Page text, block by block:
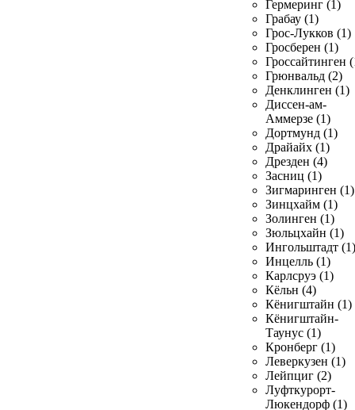
Гермеринг (1)
Грабау (1)
Грос-Лукков (1)
Гросберен (1)
Гроссайтинген
Грюнвальд (2)
Денклинген (1)
Диссен-ам-
Аммерзе (1)
Дортмунд (1)
Драйайх (1)
Дрезден (4)
Засниц (1)
Зигмаринген (1)
Зинцхайм (1)
Золинген (1)
Зюльцхайн (1)
Ингольштадт (1)
Инцелль (1)
Карлсруэ (1)
Кёльн (4)
Кёнигштайн (1)
Кёнигштайн-
Таунус (1)
Кронберг (1)
Леверкузен (1)
Лейпциг (2)
Луфткурорт-
Люкендорф (1)